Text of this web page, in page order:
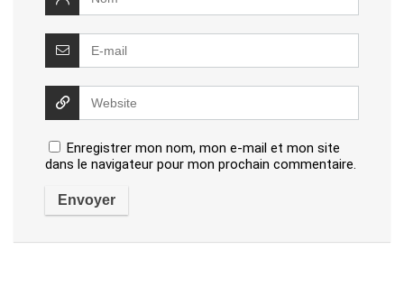
Enregistrer mon nom, mon e-mail et mon site
dans le navigateur pour mon prochain commentaire.